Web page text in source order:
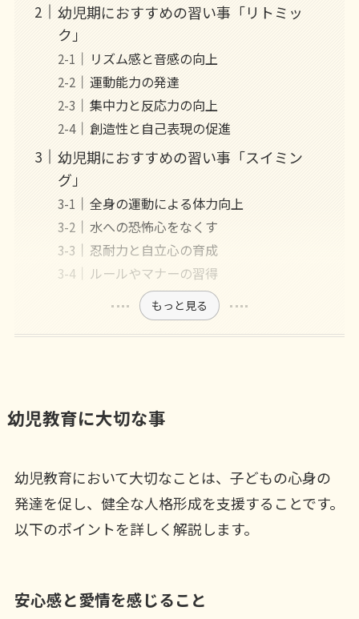
幼児期におすすめの習い事「リトミッ
ク」
リズム感と音感の向上
運動能力の発達
集中力と反応力の向上
創造性と自己表現の促進
幼児期におすすめの習い事「スイミン
グ」
全身の運動による体力向上
水への恐怖心をなくす
忍耐力と自立心の育成
ルールやマナーの習得
もっと見る
幼児教育に大切な事
幼児教育において大切なことは、子どもの心身の
発達を促し、健全な人格形成を支援することです。
以下のポイントを詳しく解説します。
安心感と愛情を感じること